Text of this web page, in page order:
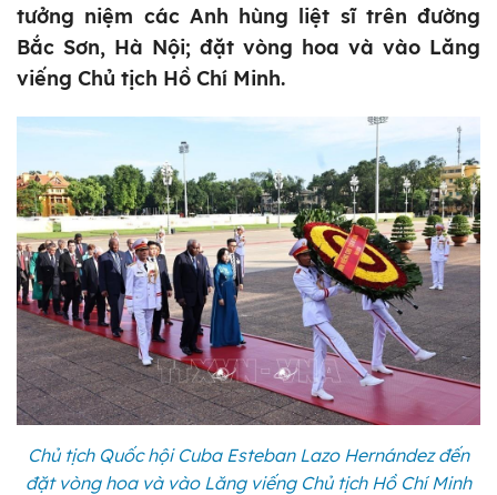
tưởng niệm các Anh hùng liệt sĩ trên đường
Bắc Sơn, Hà Nội; đặt vòng hoa và vào Lăng
viếng Chủ tịch Hồ Chí Minh.
Chủ tịch Quốc hội Cuba Esteban Lazo Hernández đến
đặt vòng hoa và vào Lăng viếng Chủ tịch Hồ Chí Minh